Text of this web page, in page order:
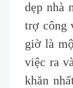
dẹp nhà
trợ công
giờ là
việc ra
khăn